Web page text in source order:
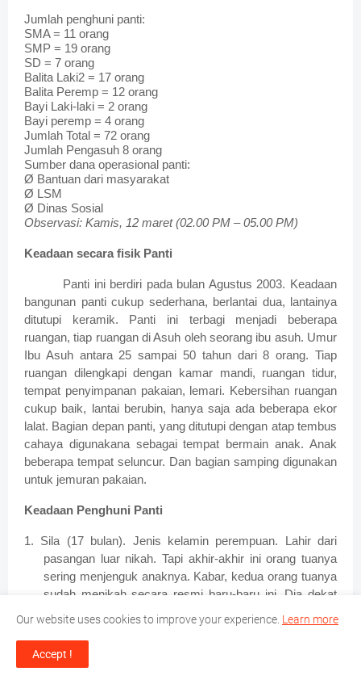
Jumlah penghuni panti:
SMA = 11 orang
SMP = 19 orang
SD = 7 orang
Balita Laki2 = 17 orang
Balita Peremp = 12 orang
Bayi Laki-laki = 2 orang
Bayi peremp = 4 orang
Jumlah Total = 72 orang
Jumlah Pengasuh 8 orang
Sumber dana operasional panti:
Ø Bantuan dari masyarakat
Ø LSM
Ø Dinas Sosial
Observasi: Kamis, 12 maret (02.00 PM – 05.00 PM)
Keadaan secara fisik Panti
Panti ini berdiri pada bulan Agustus 2003. Keadaan
bangunan panti cukup sederhana, berlantai dua, lantainya
ditutupi keramik. Panti ini terbagi menjadi beberapa
ruangan, tiap ruangan di Asuh oleh seorang ibu asuh. Umur
Ibu Asuh antara 25 sampai 50 tahun dari 8 orang. Tiap
ruangan dilengkapi dengan kamar mandi, ruangan tidur,
tempat penyimpanan pakaian, lemari. Kebersihan ruangan
cukup baik, lantai berubin, hanya saja ada beberapa ekor
lalat. Bagian depan panti, yang ditutupi dengan atap tembus
cahaya digunakana sebagai tempat bermain anak. Anak
beberapa tempat seluncur. Dan bagian samping digunakan
untuk jemuran pakaian.
Keadaan Penghuni Panti
1. Sila (17 bulan). Jenis kelamin perempuan. Lahir dari
pasangan luar nikah. Tapi akhir-akhir ini orang tuanya
sering menjenguk anaknya. Kabar, kedua orang tuanya
sudah menikah secara resmi baru-baru ini. Dia dekat
dengan ibu Asuh, dan suka bermain sendiri,kadang
bermain dengan teman-temannya yang lain.
Pertumbuhan fisik baik, pakaian sederhana.
Our website uses cookies to improve your experience. Learn more
Accept !